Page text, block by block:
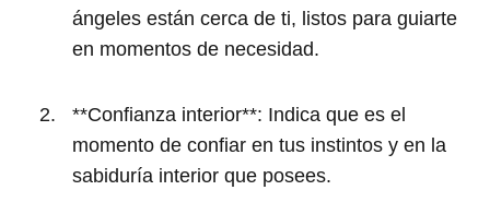
ángeles están cerca de ti, listos para guiarte
en momentos de necesidad.
**Confianza interior**: Indica que es el
momento de confiar en tus instintos y en la
sabiduría interior que posees.